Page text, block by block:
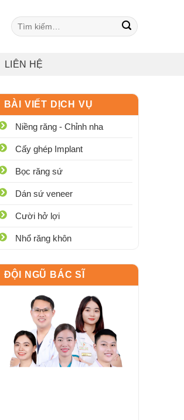
Tìm
kiếm:
LIÊN HỆ
BÀI VIẾT DỊCH VỤ
Niềng răng - Chỉnh nha
Cấy ghép Implant
Bọc răng sứ
Dán sứ veneer
Cười hở lợi
Nhổ răng khôn
ĐỘI NGŨ BÁC SĨ